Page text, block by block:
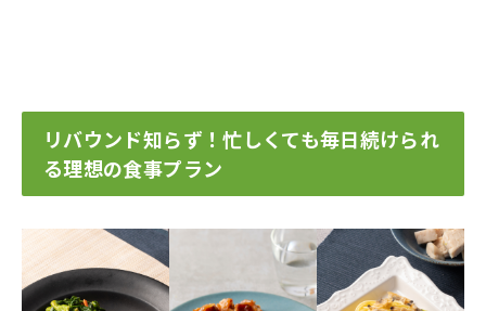
リバウンド知らず！忙しくても毎日続けられ
る理想の食事プラン